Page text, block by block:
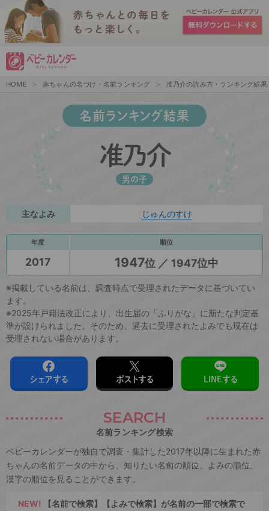
HOME 赤ちゃんの名づけ・名前ランキング 准乃介の読み方・ランキング結果
名前ランキング結果
准乃介
男の子
主なよみ じゅんのすけ
年度 順位
2017 1947位 ／ 1947位中
※掲載している名前は、調査時点で受理されたデータに基づいてい
ます。
※2025年戸籍法改正により、出生届の「ふりがな」に新たな判定基
準が設けられました。そのため、過去に受理されたよみでも現在は
受理されない場合があります。
シェアする ポストする LINEする
SEARCH
名前ランキング検索
ベビーカレンダーが独自で調査・集計した2017年以降に生まれた赤
ちゃんの名前データの中から、知りたい名前の順位、よみの順位、
漢字の順位を見ることができます。
NEW! 【名前で検索】【よみで検索】が名前の一部で検索で